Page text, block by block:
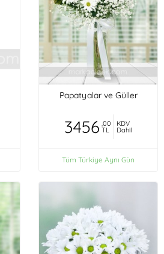
Papatyalar ve Güller
3456 ,00
TL
KDV
Dahil
Tüm Türkiye Aynı Gün